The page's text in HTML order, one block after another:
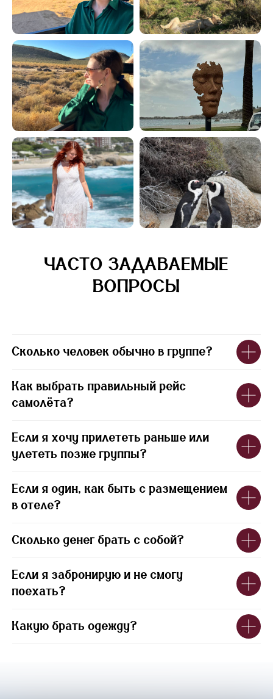
ЧАСТО ЗАДАВАЕМЫЕ
ВОПРОСЫ
Сколько человек обычно в группе?
Как выбрать правильный рейс
самолёта?
Если я хочу прилететь раньше или
улететь позже группы?
Если я один, как быть с размещением
в отеле?
Сколько денег брать с собой?
Если я забронирую и не смогу
поехать?
Какую брать одежду?